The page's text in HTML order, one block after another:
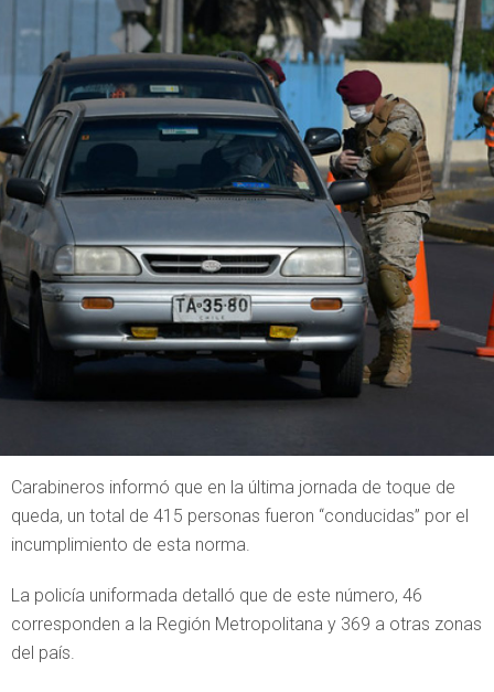
Carabineros informó que en la última jornada de toque de
queda, un total de 415 personas fueron “conducidas” por el
incumplimiento de esta norma.
La policía uniformada detalló que de este número, 46
corresponden a la Región Metropolitana y 369 a otras zonas
del país.